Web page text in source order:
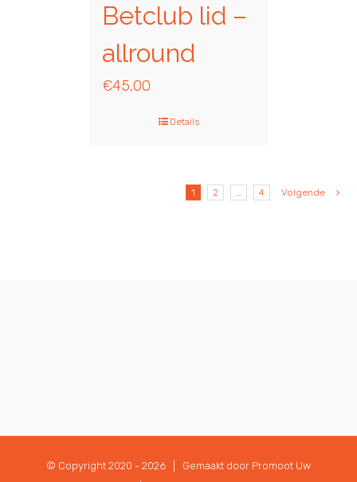
Betclub lid –
allround
€45,00
Details
1 2 … 4 Volgende
© Copyright 2020 - 2026 | Gemaakt door Promoot Uw